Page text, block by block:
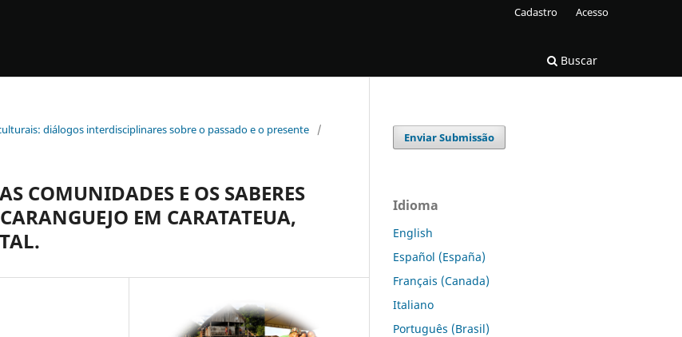
Buscar
Cadastro Acesso
diálogos interdisciplinares sobre o passado e o presente
/
COMUNIDADES E OS SABERES
EM CARATATEUA,
Enviar Submissão
Idioma
English
Español (España)
Français (Canada)
Italiano
Português (Brasil)